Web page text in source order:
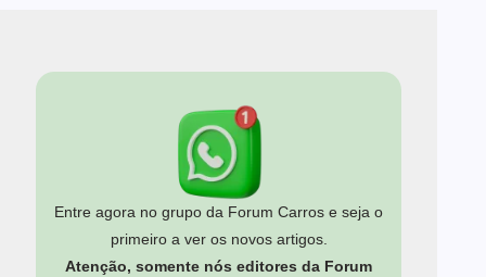
Entre agora no grupo da Forum Carros e seja o
primeiro a ver os novos artigos.
Atenção, somente nós editores da Forum